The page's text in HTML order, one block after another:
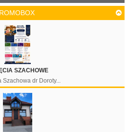
Filtruj
SZACHOWE
Szachowa dr Doroty...